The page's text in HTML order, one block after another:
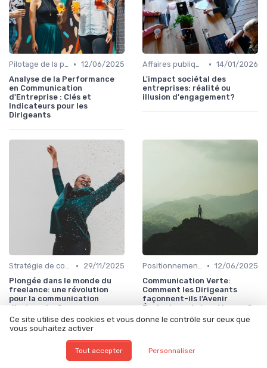
Pilotage de la performance communication • 12/06/2025
Analyse de la Performance
en Communication
d'Entreprise : Clés et
Indicateurs pour les
Dirigeants
Affaires publiques & influence • 14/01/2026
L'impact sociétal des
entreprises: réalité ou
illusion d'engagement?
Stratégie de communication d’entreprise •
29/11/2025
Plongée dans le monde du
freelance: une révolution
pour la communication
d’entreprise?
Positionnement de marque & image • 12/06/2025
Communication Verte:
Comment les Dirigeants
façonnent-ils l'Avenir
Écologique de leur Marque?
Ce site utilise des cookies et vous donne le contrôle sur ceux que
vous souhaitez activer
Tout accepter Personnaliser